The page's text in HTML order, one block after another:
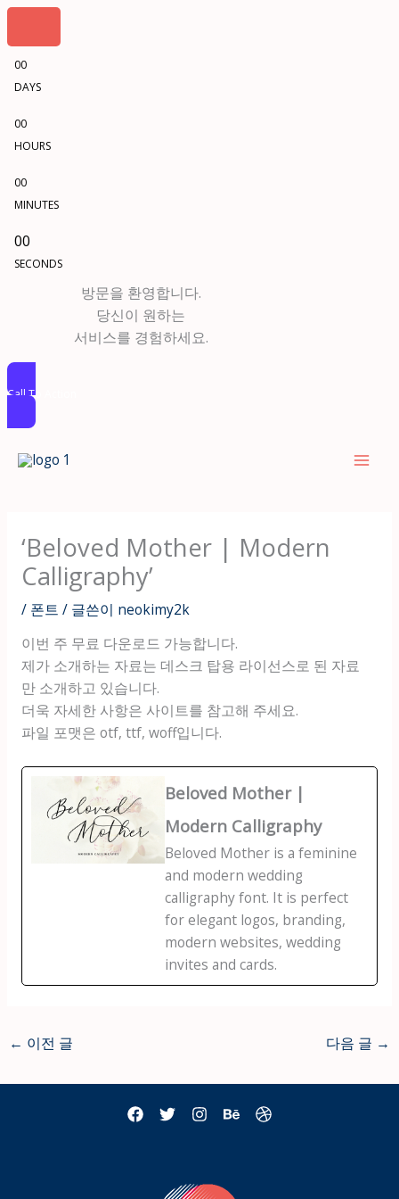
00
DAYS
00
HOURS
00
MINUTES
00
SECONDS
방문을 환영합니다.
당신이 원하는
서비스를 경험하세요.
Call To Action
‘Beloved Mother | Modern
Calligraphy’
/ 폰트 / 글쓴이 neokimy2k
이번 주 무료 다운로드 가능합니다.
제가 소개하는 자료는 데스크 탑용 라이선스로 된 자료
만 소개하고 있습니다.
더욱 자세한 사항은 사이트를 참고해 주세요.
파일 포맷은 otf, ttf, woff입니다.
Beloved Mother |
Modern Calligraphy
Beloved Mother is a feminine
and modern wedding
calligraphy font. It is perfect
for elegant logos, branding,
modern websites, wedding
invites and cards.
← 이전 글 다음 글 →